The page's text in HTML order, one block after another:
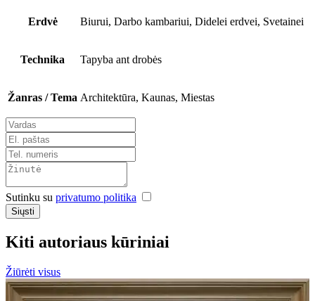
Erdvė Biurui, Darbo kambariui, Didelei erdvei, Svetainei
Technika Tapyba ant drobės
Žanras / Tema Architektūra, Kaunas, Miestas
Sutinku su privatumo politika
Siųsti
Kiti autoriaus kūriniai
Žiūrėti visus